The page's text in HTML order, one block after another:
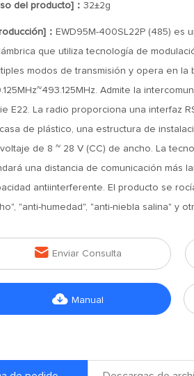
del producto]： 32±2g
： EWD95M-400SL22P (485) es
que utiliza tecnología de
modos de transmisión y opera en la
Admite la
E22. La radio proporciona una interfaz
de plástico, una estructura de
de 8 ~ 28 V (CC) de ancho. La
una distancia de comunicación más
antiinterferente. El producto se
"anti-humedad", "anti-niebla salina" y
 Enviar Consulta
 Manual